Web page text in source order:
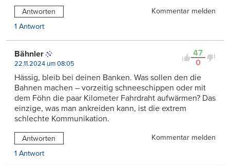
Antworten
Kommentar melden
1 Antwort
47
0
Bähnler
22.11.2024 um 08:05
Hässig, bleib bei deinen Banken. Was sollen den die
Bahnen machen – vorzeitig schneeschippen oder mit
dem Föhn die paar Kilometer Fahrdraht aufwärmen? Das
einzige, was man ankreiden kann, ist die extrem
schlechte Kommunikation.
Antworten
Kommentar melden
1 Antwort